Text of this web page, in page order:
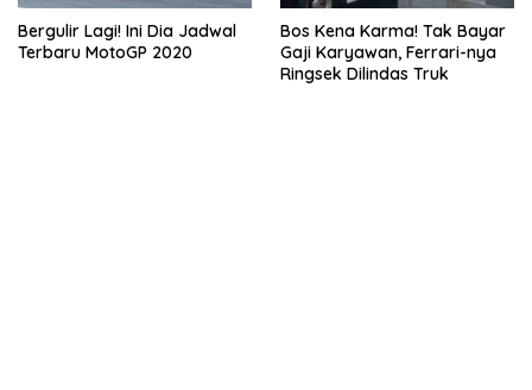
Bergulir Lagi! Ini Dia Jadwal
Terbaru MotoGP 2020
Bos Kena Karma! Tak Bayar
Gaji Karyawan, Ferrari-nya
Ringsek Dilindas Truk